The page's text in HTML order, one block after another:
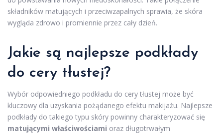
składników matujących i przeciwzapalnych sprawia, że skóra
wygląda zdrowo i promiennie przez cały dzień.
Jakie są najlepsze podkłady
do cery tłustej?
Wybór odpowiedniego podkładu do cery tłustej może być
kluczowy dla uzyskania pożądanego efektu makijażu. Najlepsze
podkłady do takiego typu skóry powinny charakteryzować się
matującymi właściwościami oraz długotrwałym